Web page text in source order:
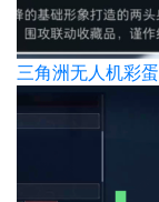
三角洲无人机彩蛋